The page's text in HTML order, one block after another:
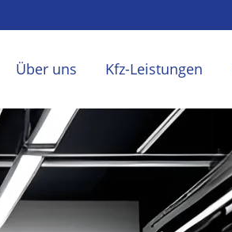
Über uns Kfz-Leistungen